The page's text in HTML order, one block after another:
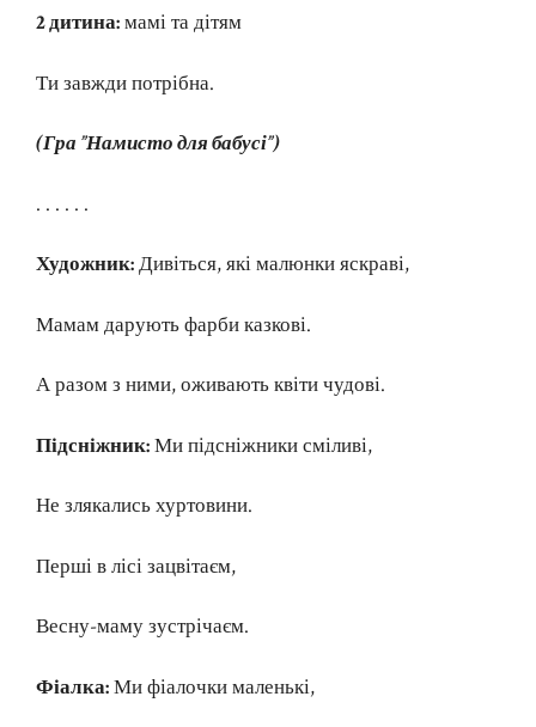
2 дитина:мамі та дітям
Ти завжди потрібна.
(Гра ”Намисто для бабусі”)
. . . . . .
Художник:Дивіться, які малюнки яскраві,
Мамам дарують фарби казкові.
А разом з ними, оживають квіти чудові.
Підсніжник:Ми підсніжники сміливі,
Не злякались хуртовини.
Перші в лісі зацвітаєм,
Весну-маму зустрічаєм.
Фіалка:Ми фіалочки маленькі,